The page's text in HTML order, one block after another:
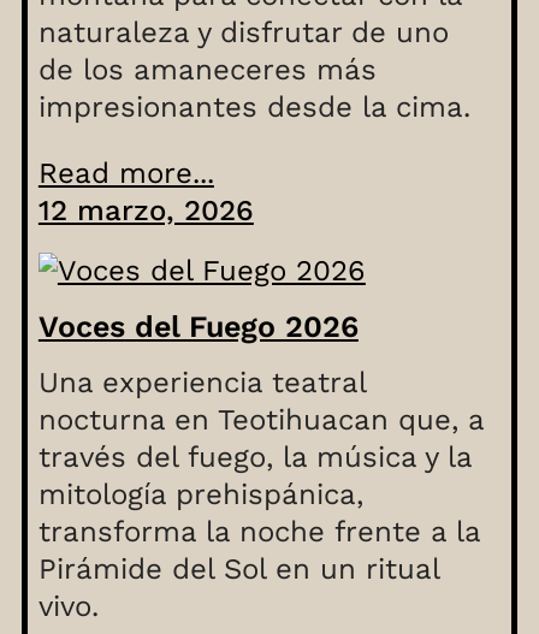
naturaleza y disfrutar de uno
de los amaneceres más
impresionantes desde la cima.
Read more...
12 marzo, 2026
Voces del Fuego 2026
Una experiencia teatral
nocturna en Teotihuacan que, a
través del fuego, la música y la
mitología prehispánica,
transforma la noche frente a la
Pirámide del Sol en un ritual
vivo.